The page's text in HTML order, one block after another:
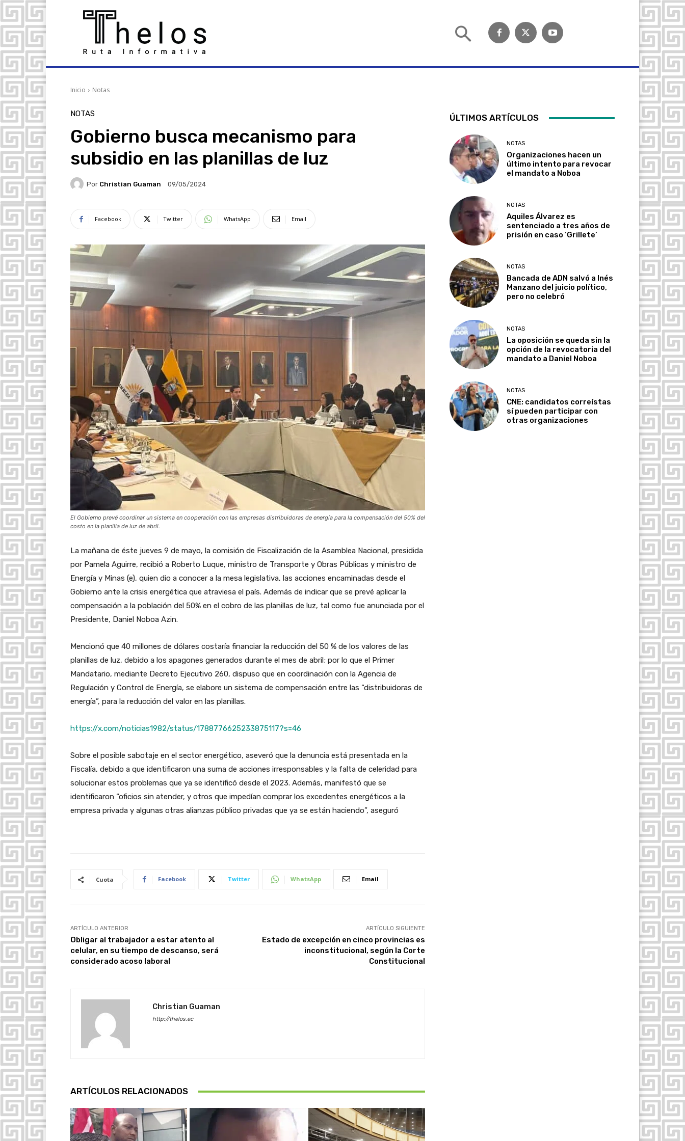
Inicio Notas
NOTAS
Gobierno busca mecanismo para
subsidio en las planillas de luz
Por Christian Guaman 09/05/2024
Facebook Twitter WhatsApp Email
El Gobierno prevé coordinar un sistema en cooperación con las empresas distribuidoras de energía para la compensación del 50% del
costo en la planilla de luz de abril.
La mañana de éste jueves 9 de mayo, la comisión de Fiscalización de la Asamblea Nacional, presidida
por Pamela Aguirre, recibió a Roberto Luque, ministro de Transporte y Obras Públicas y ministro de
Energía y Minas (e), quien dio a conocer a la mesa legislativa, las acciones encaminadas desde el
Gobierno ante la crisis energética que atraviesa el país. Además de indicar que se prevé aplicar la
compensación a la población del 50% en el cobro de las planillas de luz, tal como fue anunciada por el
Presidente, Daniel Noboa Azin.
Mencionó que 40 millones de dólares costaría financiar la reducción del 50 % de los valores de las
planillas de luz, debido a los apagones generados durante el mes de abril; por lo que el Primer
Mandatario, mediante Decreto Ejecutivo 260, dispuso que en coordinación con la Agencia de
Regulación y Control de Energía, se elabore un sistema de compensación entre las “distribuidoras de
energía”, para la reducción del valor en las planillas.
https://x.com/noticias1982/status/1788776625233875117?s=46
Sobre el posible sabotaje en el sector energético, aseveró que la denuncia está presentada en la
Fiscalía, debido a que identificaron una suma de acciones irresponsables y la falta de celeridad para
solucionar estos problemas que ya se identificó desde el 2023. Además, manifestó que se
identificaron “oficios sin atender, y otros que impedían comprar los excedentes energéticos a la
empresa privada y algunas otras alianzas público privadas que ya se están haciendo”, aseguró
Cuota Facebook Twitter WhatsApp Email
ARTÍCULO ANTERIOR
Obligar al trabajador a estar atento al
celular, en su tiempo de descanso, será
considerado acoso laboral
ARTÍCULO SIGUIENTE
Estado de excepción en cinco provincias es
inconstitucional, según la Corte
Constitucional
Christian Guaman
http://thelos.ec
ARTÍCULOS RELACIONADOS
ÚLTIMOS ARTÍCULOS
NOTAS
Organizaciones hacen un
último intento para revocar
el mandato a Noboa
NOTAS
Aquiles Álvarez es
sentenciado a tres años de
prisión en caso ‘Grillete’
NOTAS
Bancada de ADN salvó a Inés
Manzano del juicio político,
pero no celebró
NOTAS
La oposición se queda sin la
opción de la revocatoria del
mandato a Daniel Noboa
NOTAS
CNE: candidatos correístas
sí pueden participar con
otras organizaciones